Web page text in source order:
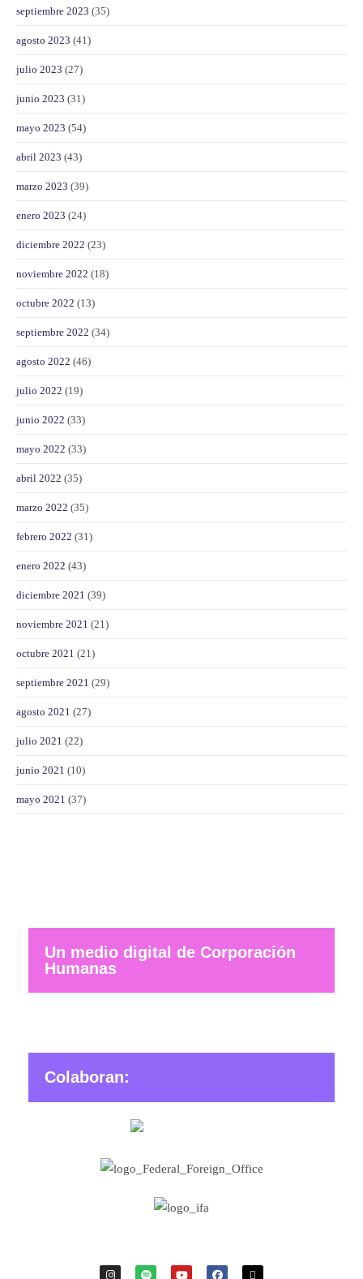
septiembre 2023 (35)
agosto 2023 (41)
julio 2023 (27)
junio 2023 (31)
mayo 2023 (54)
abril 2023 (43)
marzo 2023 (39)
enero 2023 (24)
diciembre 2022 (23)
noviembre 2022 (18)
octubre 2022 (13)
septiembre 2022 (34)
agosto 2022 (46)
julio 2022 (19)
junio 2022 (33)
mayo 2022 (33)
abril 2022 (35)
marzo 2022 (35)
febrero 2022 (31)
enero 2022 (43)
diciembre 2021 (39)
noviembre 2021 (21)
octubre 2021 (21)
septiembre 2021 (29)
agosto 2021 (27)
julio 2021 (22)
junio 2021 (10)
mayo 2021 (37)
Un medio digital de Corporación
Humanas
Colaboran: